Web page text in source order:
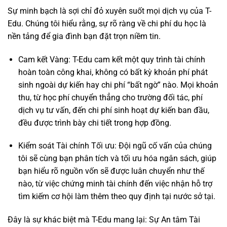
Sự minh bạch là sợi chỉ đỏ xuyên suốt mọi dịch vụ của T-
Edu. Chúng tôi hiểu rằng, sự rõ ràng về chi phí du học là
nền tảng để gia đình bạn đặt trọn niềm tin.
Cam kết Vàng: T-Edu cam kết một quy trình tài chính
hoàn toàn công khai, không có bất kỳ khoản phí phát
sinh ngoài dự kiến hay chi phí “bất ngờ” nào. Mọi khoản
thu, từ học phí chuyển thẳng cho trường đối tác, phí
dịch vụ tư vấn, đến chi phí sinh hoạt dự kiến ban đầu,
đều được trình bày chi tiết trong hợp đồng.
Kiểm soát Tài chính Tối ưu: Đội ngũ cố vấn của chúng
tôi sẽ cùng bạn phân tích và tối ưu hóa ngân sách, giúp
bạn hiểu rõ nguồn vốn sẽ được luân chuyển như thế
nào, từ việc chứng minh tài chính đến việc nhận hỗ trợ
tìm kiếm cơ hội làm thêm theo quy định tại nước sở tại.
Đây là sự khác biệt mà T-Edu mang lại: Sự An tâm Tài